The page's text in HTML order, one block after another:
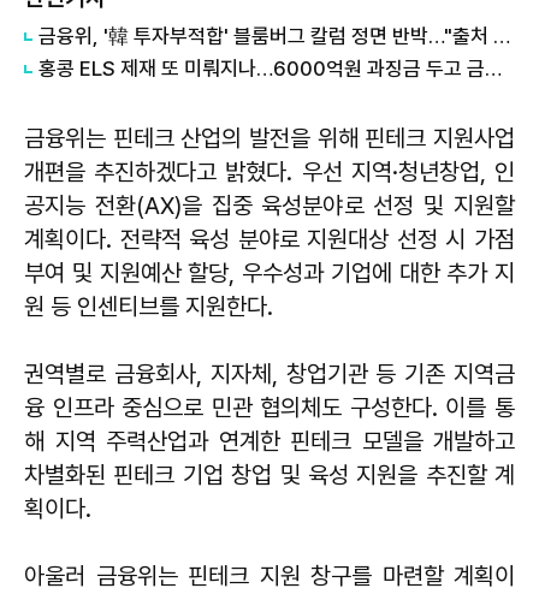
금융위, '韓 투자부적합' 블룸버그 칼럼 정면 반박…"출처 불명 통계 인용"
홍콩 ELS 제재 또 미뤄지나…6000억원 과징금 두고 금융위 고심
금융위는 핀테크 산업의 발전을 위해 핀테크 지원사업
개편을 추진하겠다고 밝혔다. 우선 지역·청년창업, 인
공지능 전환(AX)을 집중 육성분야로 선정 및 지원할
계획이다. 전략적 육성 분야로 지원대상 선정 시 가점
부여 및 지원예산 할당, 우수성과 기업에 대한 추가 지
원 등 인센티브를 지원한다.
권역별로 금융회사, 지자체, 창업기관 등 기존 지역금
융 인프라 중심으로 민관 협의체도 구성한다. 이를 통
해 지역 주력산업과 연계한 핀테크 모델을 개발하고
차별화된 핀테크 기업 창업 및 육성 지원을 추진할 계
획이다.
아울러 금융위는 핀테크 지원 창구를 마련할 계획이